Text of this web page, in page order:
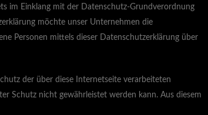
im Einklang mit der Datenschutz-Grundverordnung
möchte unser Unternehmen die
Personen mittels dieser Datenschutzerklärung über
der über diese Internetseite verarbeiteten
Schutz nicht gewährleistet werden kann. Aus diesem